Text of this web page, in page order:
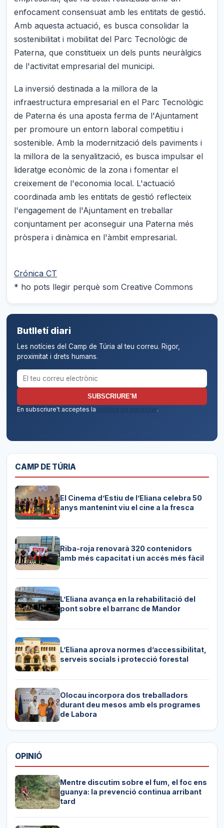
enfocament consensuat amb les entitats de gestió.
Amb aquesta actuació, es busca consolidar la
sostenibilitat i mobilitat del Parc Tecnològic de
Paterna, que constitueix un dels punts neuràlgics
de l'activitat empresarial del municipi.
La inversió destinada a la millora de la
infraestructura empresarial en el Parc Tecnològic
de Paterna és una aposta ferma de l'Ajuntament
per promoure un entorn laboral competitiu i
sostenible. Amb la modernització dels paviments i
la millora de la senyalització, es busca impulsar el
lideratge econòmic de la zona i fomentar el
creixement de l'economia local. L'actuació
coordinada amb les entitats de gestió reflecteix
l'engagement de l'Ajuntament en treballar
conjuntament per aconseguir una Paterna més
pròspera i dinàmica en l'àmbit empresarial.
Crónica CT
* ho pots llegir perquè som Creative Commons
Butlletí diari
Les notícies del Camp de Túria al teu correu. Rigor,
proximitat i drets humans.
Correu electrònic per al butlletí
SUBSCRIURE'M
En subscriure't acceptes la
política de privacitat.
CAMP DE TÚRIA
El Cinema d’Estiu de l’Eliana celebra 50
anys mantenint viu el cine a la fresca
Riba-roja renovarà 320 contenidors
amb més capacitat i un accés més fàcil
L’Eliana avança en la rehabilitació del
pont sobre el barranc de Mandor
L’Eliana aprova normes d’accessibilitat,
serveis socials i protecció forestal
Olocau incorpora dos treballadors
durant deu mesos amb els programes
de Labora
OPINIÓ
Mentre discutim sobre el fum, el foc ens
guanya: la prevenció continua arribant
tard